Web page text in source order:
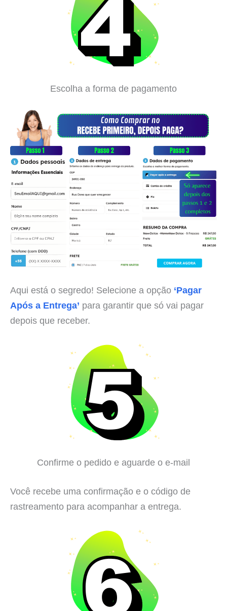
Escolha a forma de pagamento
Aqui está o segredo! Selecione a opção ‘Pagar
Após a Entrega’ para garantir que só vai pagar
depois que receber.
Confirme o pedido e aguarde o e-mail
Você recebe uma confirmação e o código de
rastreamento para acompanhar a entrega.